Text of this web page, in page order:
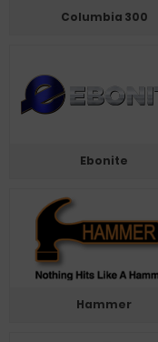
Columbia 300
Ebonite
Hammer